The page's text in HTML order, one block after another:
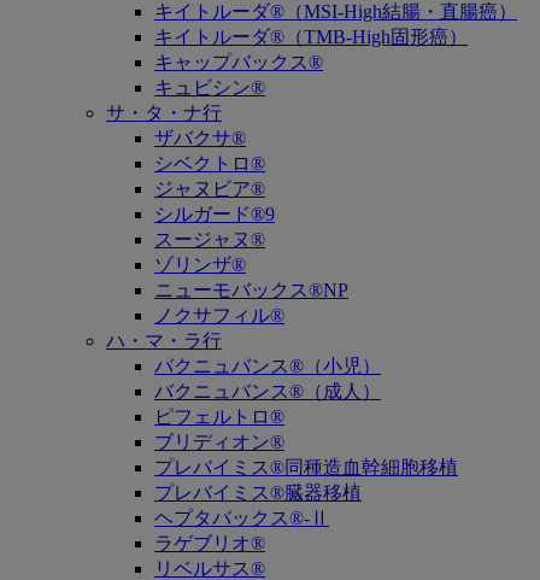
キイトルーダ®（MSI-High結腸・直腸癌）
キイトルーダ®（TMB-High固形癌）
キャップバックス®
キュビシン®
サ・タ・ナ行
ザバクサ®
シベクトロ®
ジャヌビア®
シルガード®9
スージャヌ®
ゾリンザ®
ニューモバックス®NP
ノクサフィル®
ハ・マ・ラ行
バクニュバンス®（小児）
バクニュバンス®（成人）
ピフェルトロ®
ブリディオン®
プレバイミス®同種造血幹細胞移植
プレバイミス®臓器移植
ヘプタバックス®-Ⅱ
ラゲブリオ®
リベルサス®